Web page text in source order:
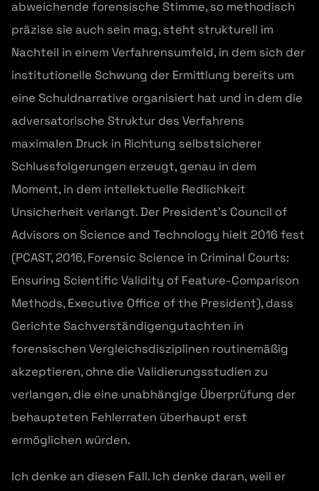
abweichende forensische Stimme, so methodisch
präzise sie auch sein mag, steht strukturell im
Nachteil in einem Verfahrensumfeld, in dem sich der
institutionelle Schwung der Ermittlung bereits um
eine Schuldnarrative organisiert hat und in dem die
adversatorische Struktur des Verfahrens
maximalen Druck in Richtung selbstsicherer
Schlussfolgerungen erzeugt, genau in dem
Moment, in dem intellektuelle Redlichkeit
Unsicherheit verlangt. Der President’s Council of
Advisors on Science and Technology hielt 2016 fest
(PCAST, 2016, Forensic Science in Criminal Courts:
Ensuring Scientific Validity of Feature-Comparison
Methods, Executive Office of the President), dass
Gerichte Sachverständigengutachten in
forensischen Vergleichsdisziplinen routinemäßig
akzeptieren, ohne die Validierungsstudien zu
verlangen, die eine unabhängige Überprüfung der
behaupteten Fehlerraten überhaupt erst
ermöglichen würden.
Ich denke an diesen Fall. Ich denke daran, weil er